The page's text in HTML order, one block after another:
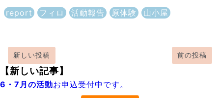
report フィロ 活動報告 原体験 山小屋
新しい投稿 前の投稿
【新しい記事】
6・7月の活動お申込受付中です。